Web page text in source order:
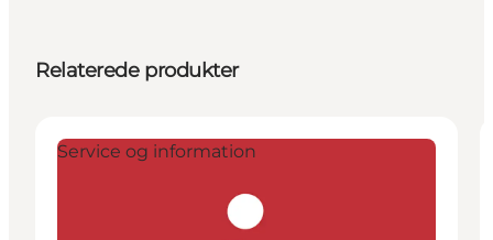
Relaterede produkter
Service og information